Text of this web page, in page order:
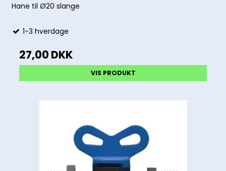
Hane til Ø20 slange
1-3 hverdage
27,00 DKK
VIS PRODUKT